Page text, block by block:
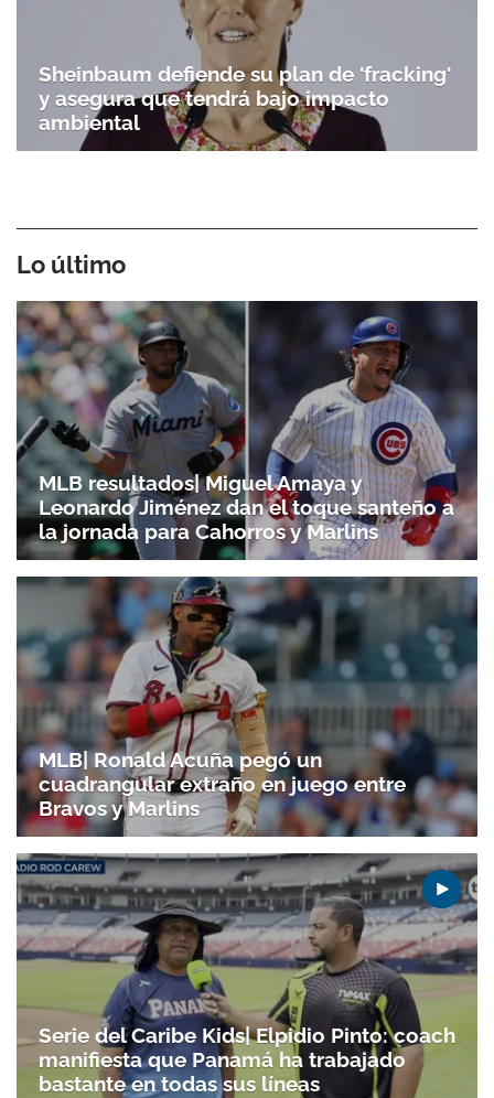
Gracias por suscribirte a nuestro boletín.
ACEPTAR
Sheinbaum defiende su plan de 'fracking'
y asegura que tendrá bajo impacto
ambiental
Lo último
MLB resultados| Miguel Amaya y
Leonardo Jiménez dan el toque santeño a
la jornada para Cahorros y Marlins
MLB| Ronald Acuña pegó un
cuadrangular extraño en juego entre
Bravos y Marlins
Serie del Caribe Kids| Elpidio Pinto: coach
manifiesta que Panamá ha trabajado
bastante en todas sus líneas